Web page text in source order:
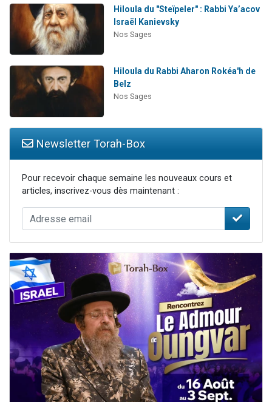
Hiloula du "Steïpeler" : Rabbi Ya’acov
Israël Kanievsky
Nos Sages
Hiloula du Rabbi Aharon Rokéa'h de
Belz
Nos Sages
Newsletter Torah-Box
Pour recevoir chaque semaine les nouveaux cours et
articles, inscrivez-vous dès maintenant :